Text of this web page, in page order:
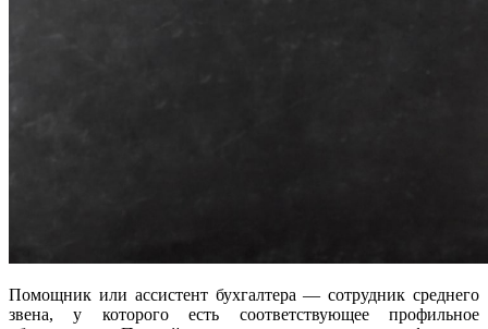
Помощник или ассистент бухгалтера — сотрудник среднего
звена, у которого есть соответствующее профильное